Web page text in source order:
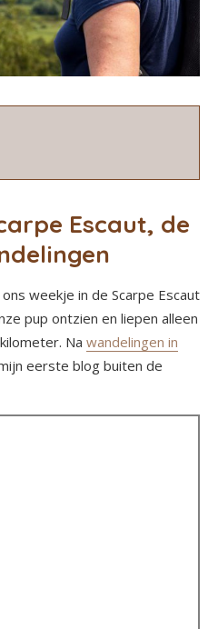
Escaut, de
weekje in de Scarpe Escaut
pup ontzien en liepen alleen
Na wandelingen in
eerste blog buiten de